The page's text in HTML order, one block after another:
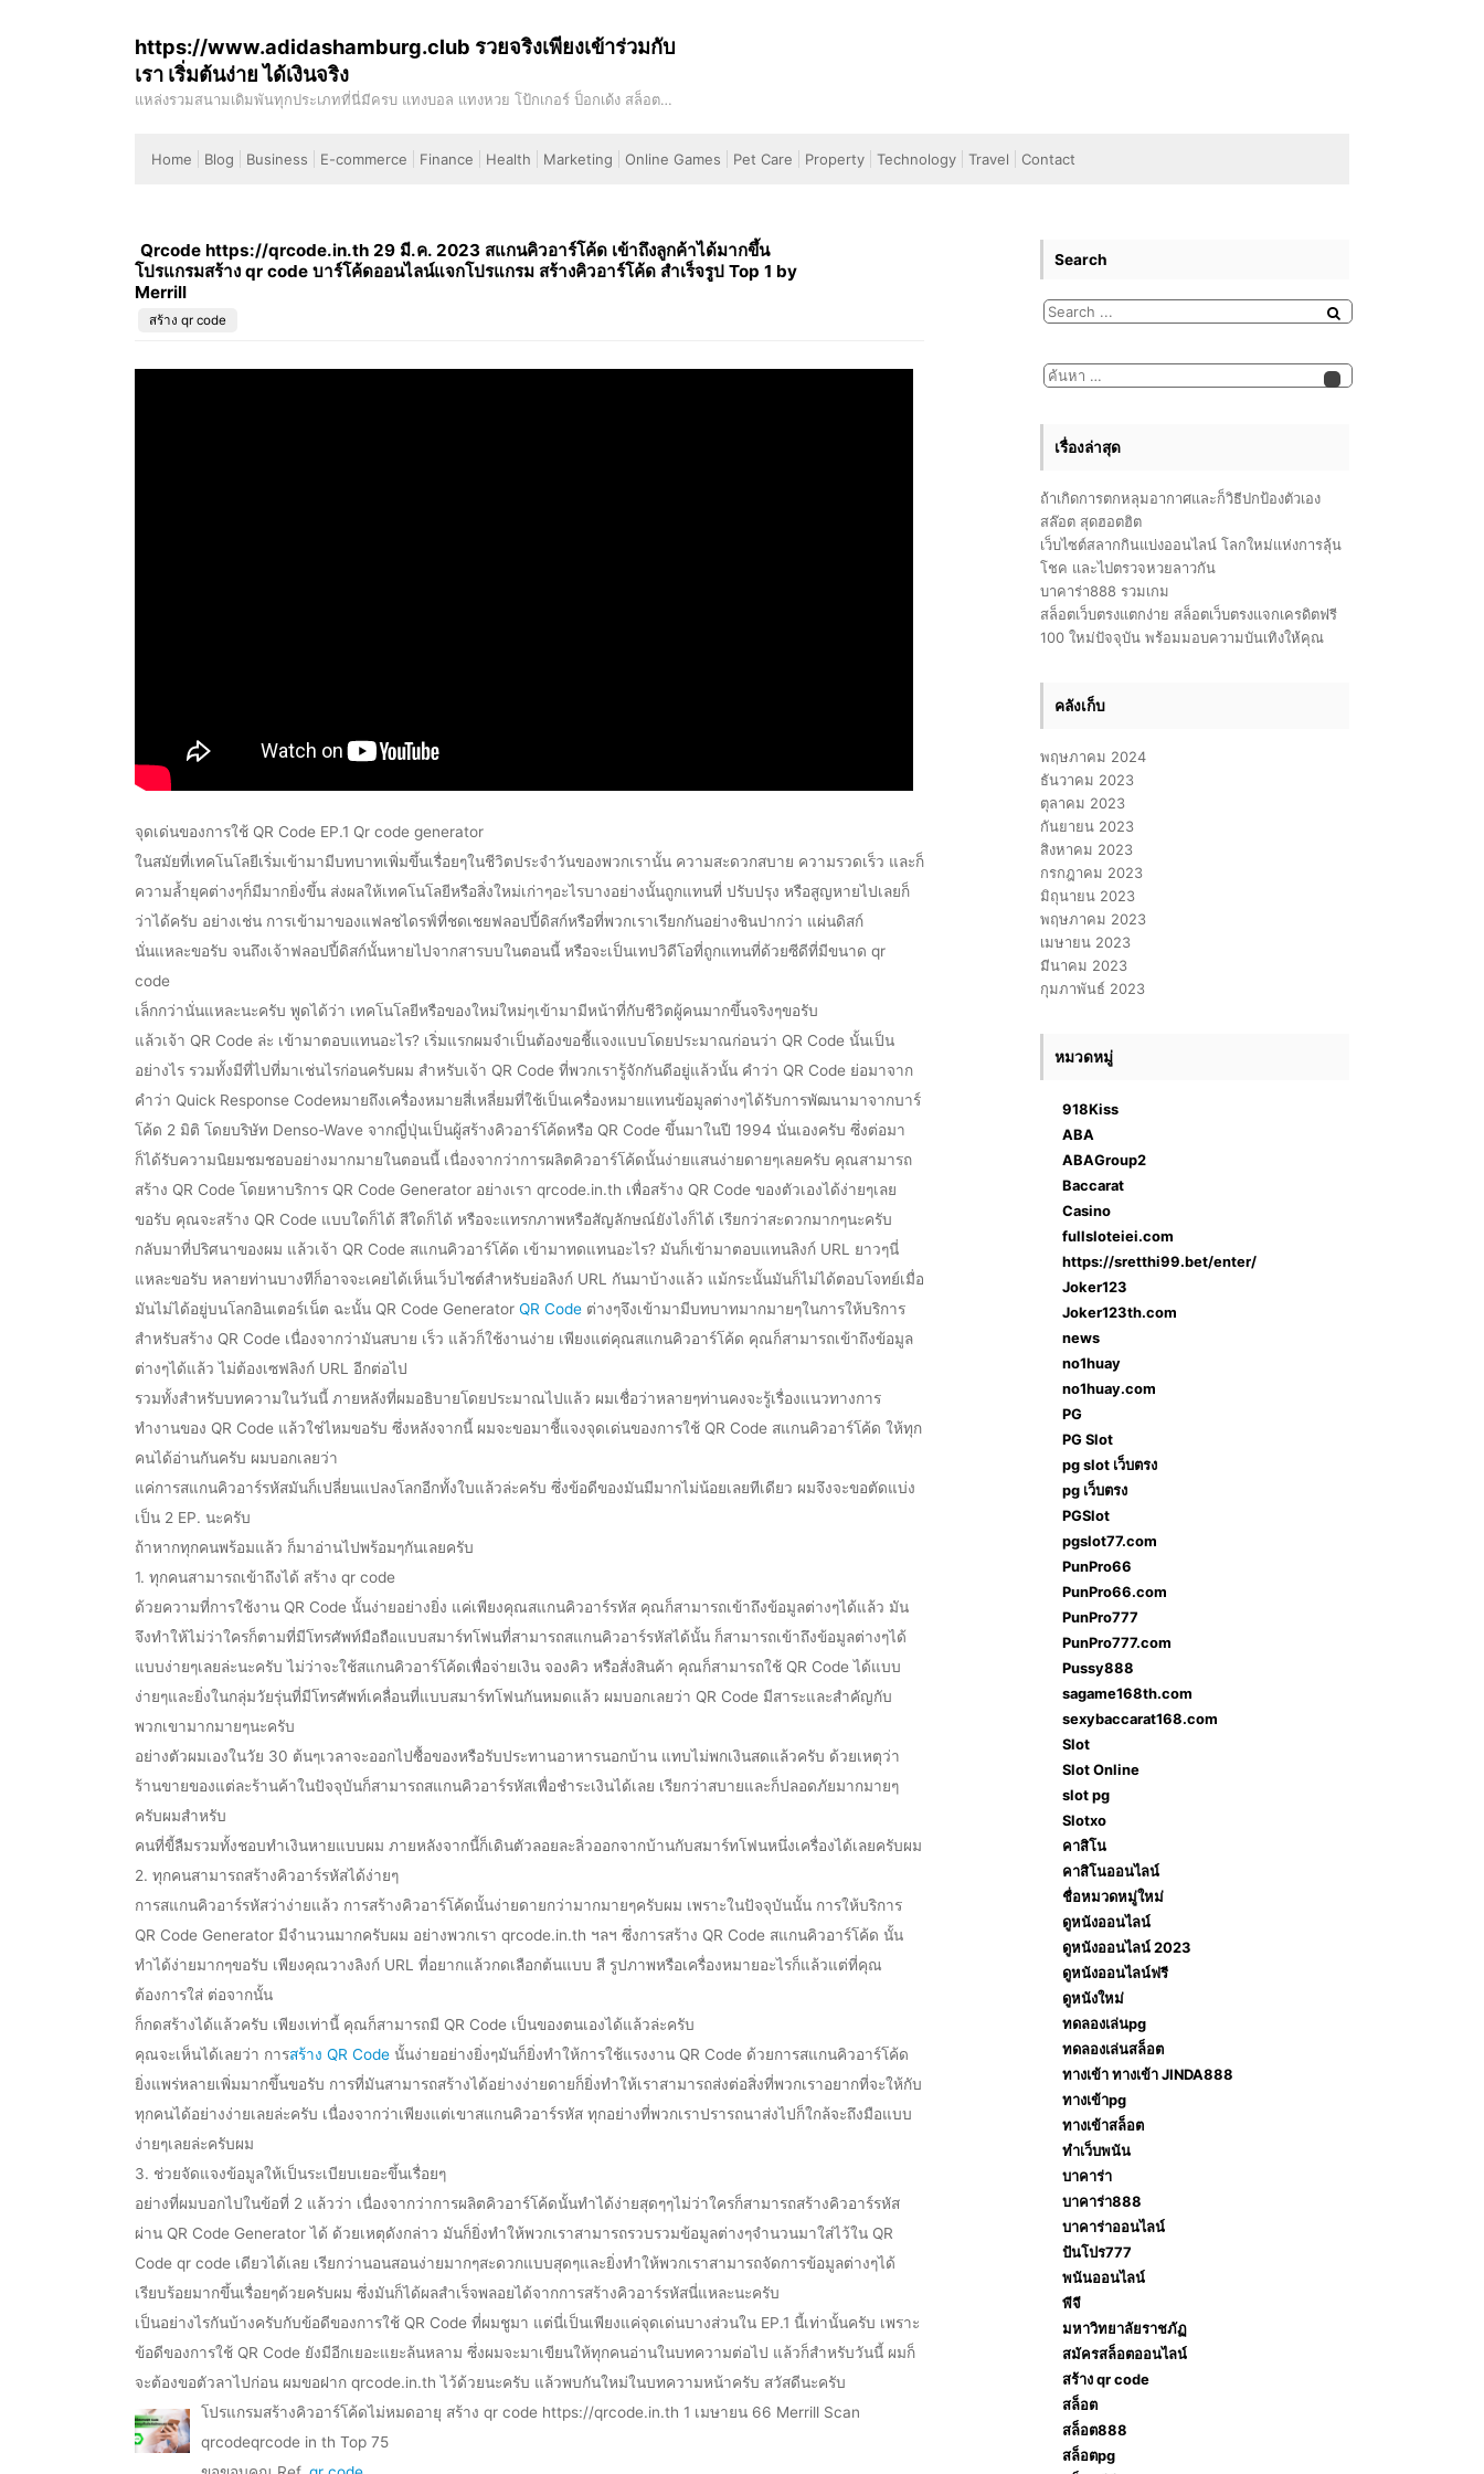
https://www.adidashamburg.club รวยจริงเพียงเข้าร่วมกับ
เรา เริ่มต้นง่าย ได้เงินจริง
แหล่งรวมสนามเดิมพันทุกประเภทที่นี่มีครบ แทงบอล แทงหวย โป้กเกอร์ ป็อกเด้ง สล็อต
Home Blog Business E-commerce Finance Health Marketing Online Games Pet Care Property Technology Travel Contact
Qrcode https://qrcode.in.th 29 มี.ค. 2023 สแกนคิวอาร์โค้ด เข้าถึงลูกค้าได้มากขึ้น
โปรแกรมสร้าง qr code บาร์โค้ดออนไลน์แจกโปรแกรม สร้างคิวอาร์โค้ด สำเร็จรูป Top 1 by
Merrill
สร้าง qr code
จุดเด่นของการใช้ QR Code EP.1 Qr code generator
ในสมัยที่เทคโนโลยีเริ่มเข้ามามีบทบาทเพิ่มขึ้นเรื่อยๆในชีวิตประจำวันของพวกเรานั้น ความสะดวกสบาย ความรวดเร็ว และก็
ความล้ำยุคต่างๆก็มีมากยิ่งขึ้น ส่งผลให้เทคโนโลยีหรือสิ่งใหม่เก่าๆอะไรบางอย่างนั้นถูกแทนที่ ปรับปรุง หรือสูญหายไปเลยก็
ว่าได้ครับ อย่างเช่น การเข้ามาของแฟลชไดรฟ์ที่ชดเชยฟลอปปี้ดิสก์หรือที่พวกเราเรียกกันอย่างชินปากว่า แผ่นดิสก์
นั่นแหละขอรับ จนถึงเจ้าฟลอปปี้ดิสก์นั้นหายไปจากสารบบในตอนนี้ หรือจะเป็นเทปวิดีโอที่ถูกแทนที่ด้วยซีดีที่มีขนาด qr
code
เล็กกว่านั่นแหละนะครับ พูดได้ว่า เทคโนโลยีหรือของใหม่ใหม่ๆเข้ามามีหน้าที่กับชีวิตผู้คนมากขึ้นจริงๆขอรับ
แล้วเจ้า QR Code ล่ะ เข้ามาตอบแทนอะไร? เริ่มแรกผมจำเป็นต้องขอชี้แจงแบบโดยประมาณก่อนว่า QR Code นั้นเป็น
อย่างไร รวมทั้งมีที่ไปที่มาเช่นไรก่อนครับผม สำหรับเจ้า QR Code ที่พวกเรารู้จักกันดีอยู่แล้วนั้น คำว่า QR Code ย่อมาจาก
คำว่า Quick Response Codeหมายถึงเครื่องหมายสี่เหลี่ยมที่ใช้เป็นเครื่องหมายแทนข้อมูลต่างๆได้รับการพัฒนามาจากบาร์
โค้ด 2 มิติ โดยบริษัท Denso-Wave จากญี่ปุ่นเป็นผู้สร้างคิวอาร์โค้ดหรือ QR Code ขึ้นมาในปี 1994 นั่นเองครับ ซึ่งต่อมา
ก็ได้รับความนิยมชมชอบอย่างมากมายในตอนนี้ เนื่องจากว่าการผลิตคิวอาร์โค้ดนั้นง่ายแสนง่ายดายๆเลยครับ คุณสามารถ
สร้าง QR Code โดยหาบริการ QR Code Generator อย่างเรา qrcode.in.th เพื่อสร้าง QR Code ของตัวเองได้ง่ายๆเลย
ขอรับ คุณจะสร้าง QR Code แบบใดก็ได้ สีใดก็ได้ หรือจะแทรกภาพหรือสัญลักษณ์ยังไงก็ได้ เรียกว่าสะดวกมากๆนะครับ
กลับมาที่ปริศนาของผม แล้วเจ้า QR Code สแกนคิวอาร์โค้ด เข้ามาทดแทนอะไร? มันก็เข้ามาตอบแทนลิงก์ URL ยาวๆนี่
แหละขอรับ หลายท่านบางทีก็อาจจะเคยได้เห็นเว็บไซต์สำหรับย่อลิงก์ URL กันมาบ้างแล้ว แม้กระนั้นมันก็ไม่ได้ตอบโจทย์เมื่อ
มันไม่ได้อยู่บนโลกอินเตอร์เน็ต ฉะนั้น QR Code Generator QR Code ต่างๆจึงเข้ามามีบทบาทมากมายๆในการให้บริการ
สำหรับสร้าง QR Code เนื่องจากว่ามันสบาย เร็ว แล้วก็ใช้งานง่าย เพียงแต่คุณสแกนคิวอาร์โค้ด คุณก็สามารถเข้าถึงข้อมูล
ต่างๆได้แล้ว ไม่ต้องเซฟลิงก์ URL อีกต่อไป
รวมทั้งสำหรับบทความในวันนี้ ภายหลังที่ผมอธิบายโดยประมาณไปแล้ว ผมเชื่อว่าหลายๆท่านคงจะรู้เรื่องแนวทางการ
ทำงานของ QR Code แล้วใช่ไหมขอรับ ซึ่งหลังจากนี้ ผมจะขอมาชี้แจงจุดเด่นของการใช้ QR Code สแกนคิวอาร์โค้ด ให้ทุก
คนได้อ่านกันครับ ผมบอกเลยว่า
แค่การสแกนคิวอาร์รหัสมันก็เปลี่ยนแปลงโลกอีกทั้งใบแล้วล่ะครับ ซึ่งข้อดีของมันมีมากไม่น้อยเลยทีเดียว ผมจึงจะขอตัดแบ่ง
เป็น 2 EP. นะครับ
ถ้าหากทุกคนพร้อมแล้ว ก็มาอ่านไปพร้อมๆกันเลยครับ
1. ทุกคนสามารถเข้าถึงได้ สร้าง qr code
ด้วยความที่การใช้งาน QR Code นั้นง่ายอย่างยิ่ง แค่เพียงคุณสแกนคิวอาร์รหัส คุณก็สามารถเข้าถึงข้อมูลต่างๆได้แล้ว มัน
จึงทำให้ไม่ว่าใครก็ตามที่มีโทรศัพท์มือถือแบบสมาร์ทโฟนที่สามารถสแกนคิวอาร์รหัสได้นั้น ก็สามารถเข้าถึงข้อมูลต่างๆได้
แบบง่ายๆเลยล่ะนะครับ ไม่ว่าจะใช้สแกนคิวอาร์โค้ดเพื่อจ่ายเงิน จองคิว หรือสั่งสินค้า คุณก็สามารถใช้ QR Code ได้แบบ
ง่ายๆและยิ่งในกลุ่มวัยรุ่นที่มีโทรศัพท์เคลื่อนที่แบบสมาร์ทโฟนกันหมดแล้ว ผมบอกเลยว่า QR Code มีสาระและสำคัญกับ
พวกเขามากมายๆนะครับ
อย่างตัวผมเองในวัย 30 ต้นๆเวลาจะออกไปซื้อของหรือรับประทานอาหารนอกบ้าน แทบไม่พกเงินสดแล้วครับ ด้วยเหตุว่า
ร้านขายของแต่ละร้านค้าในปัจจุบันก็สามารถสแกนคิวอาร์รหัสเพื่อชำระเงินได้เลย เรียกว่าสบายและก็ปลอดภัยมากมายๆ
ครับผมสำหรับ
คนที่ขี้ลืมรวมทั้งชอบทำเงินหายแบบผม ภายหลังจากนี้ก็เดินตัวลอยละลิ่วออกจากบ้านกับสมาร์ทโฟนหนึ่งเครื่องได้เลยครับผม
2. ทุกคนสามารถสร้างคิวอาร์รหัสได้ง่ายๆ
การสแกนคิวอาร์รหัสว่าง่ายแล้ว การสร้างคิวอาร์โค้ดนั้นง่ายดายกว่ามากมายๆครับผม เพราะในปัจจุบันนั้น การให้บริการ
QR Code Generator มีจำนวนมากครับผม อย่างพวกเรา qrcode.in.th ฯลฯ ซึ่งการสร้าง QR Code สแกนคิวอาร์โค้ด นั้น
ทำได้ง่ายมากๆขอรับ เพียงคุณวางลิงก์ URL ที่อยากแล้วกดเลือกต้นแบบ สี รูปภาพหรือเครื่องหมายอะไรก็แล้วแต่ที่คุณ
ต้องการใส่ ต่อจากนั้น
ก็กดสร้างได้แล้วครับ เพียงเท่านี้ คุณก็สามารถมี QR Code เป็นของตนเองได้แล้วล่ะครับ
คุณจะเห็นได้เลยว่า การสร้าง QR Code นั้นง่ายอย่างยิ่งๆมันก็ยิ่งทำให้การใช้แรงงาน QR Code ด้วยการสแกนคิวอาร์โค้ด
ยิ่งแพร่หลายเพิ่มมากขึ้นขอรับ การที่มันสามารถสร้างได้อย่างง่ายดายก็ยิ่งทำให้เราสามารถส่งต่อสิ่งที่พวกเราอยากที่จะให้กับ
ทุกคนได้อย่างง่ายเลยล่ะครับ เนื่องจากว่าเพียงแต่เขาสแกนคิวอาร์รหัส ทุกอย่างที่พวกเราปรารถนาส่งไปก็ใกล้จะถึงมือแบบ
ง่ายๆเลยล่ะครับผม
3. ช่วยจัดแจงข้อมูลให้เป็นระเบียบเยอะขึ้นเรื่อยๆ
อย่างที่ผมบอกไปในข้อที่ 2 แล้วว่า เนื่องจากว่าการผลิตคิวอาร์โค้ดนั้นทำได้ง่ายสุดๆๆไม่ว่าใครก็สามารถสร้างคิวอาร์รหัส
ผ่าน QR Code Generator ได้ ด้วยเหตุดังกล่าว มันก็ยิ่งทำให้พวกเราสามารถรวบรวมข้อมูลต่างๆจำนวนมาใส่ไว้ใน QR
Code qr code เดียวได้เลย เรียกว่านอนสอนง่ายมากๆสะดวกแบบสุดๆและยิ่งทำให้พวกเราสามารถจัดการข้อมูลต่างๆได้
เรียบร้อยมากขึ้นเรื่อยๆด้วยครับผม ซึ่งมันก็ได้ผลสำเร็จพลอยได้จากการสร้างคิวอาร์รหัสนี่แหละนะครับ
เป็นอย่างไรกันบ้างครับกับข้อดีของการใช้ QR Code ที่ผมชูมา แต่นี่เป็นเพียงแค่จุดเด่นบางส่วนใน EP.1 นี้เท่านั้นครับ เพราะ
ข้อดีของการใช้ QR Code ยังมีอีกเยอะแยะล้นหลาม ซึ่งผมจะมาเขียนให้ทุกคนอ่านในบทความต่อไป แล้วก็สำหรับวันนี้ ผมก็
จะต้องขอตัวลาไปก่อน ผมขอฝาก qrcode.in.th ไว้ด้วยนะครับ แล้วพบกันใหม่ในบทความหน้าครับ สวัสดีนะครับ
โปรแกรมสร้างคิวอาร์โค้ดไม่หมดอายุ สร้าง qr code https://qrcode.in.th 1 เมษายน 66 Merrill Scan
qrcodeqrcode in th Top 75
Search
เรื่องล่าสุด
ถ้าเกิดการตกหลุมอากาศและก็วิธีปกป้องตัวเอง
สล๊อต สุดฮอตฮิต
เว็บไซต์สลากกินแบ่งออนไลน์ โลกใหม่แห่งการลุ้น
โชค และไปตรวจหวยลาวกัน
บาคาร่า888 รวมเกม
สล็อตเว็บตรงแตกง่าย สล็อตเว็บตรงแจกเครดิตฟรี
100 ใหม่ปัจจุบัน พร้อมมอบความบันเทิงให้คุณ
คลังเก็บ
พฤษภาคม 2024
ธันวาคม 2023
ตุลาคม 2023
กันยายน 2023
สิงหาคม 2023
กรกฎาคม 2023
มิถุนายน 2023
พฤษภาคม 2023
เมษายน 2023
มีนาคม 2023
กุมภาพันธ์ 2023
หมวดหมู่
918Kiss
ABA
ABAGroup2
Baccarat
Casino
fullsloteiei.com
https://sretthi99.bet/enter/
Joker123
Joker123th.com
news
no1huay
no1huay.com
PG
PG Slot
pg slot เว็บตรง
pg เว็บตรง
PGSlot
pgslot77.com
PunPro66
PunPro66.com
PunPro777
PunPro777.com
Pussy888
sagame168th.com
sexybaccarat168.com
Slot
Slot Online
slot pg
Slotxo
คาสิโน
คาสิโนออนไลน์
ชื่อหมวดหมู่ใหม่
ดูหนังออนไลน์
ดูหนังออนไลน์ 2023
ดูหนังออนไลน์ฟรี
ดูหนังใหม่
ทดลองเล่นpg
ทดลองเล่นสล็อต
ทางเข้า ทางเข้า JINDA888
ทางเข้าpg
ทางเข้าสล็อต
ทำเว็บพนัน
บาคาร่า
บาคาร่า888
บาคาร่าออนไลน์
ปันโปร777
พนันออนไลน์
พีจี
มหาวิทยาลัยราชภัฏ
สมัครสล็อตออนไลน์
สร้าง qr code
สล็อต
สล็อต888
สล็อตpg